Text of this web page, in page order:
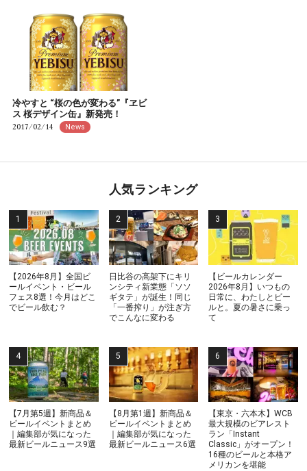
冷やすと “桜の色が変わる”『ヱビ
ス 桜デザイン缶』新発売！
2017/02/14 News
人気ランキング
【2026年8月】全国ビ
ールイベント・ビール
フェス8選！今月はどこ
でビール飲む？
日比谷の高架下にキリ
ンシティ新業態「ソソ
ギタテ」が誕生！同じ
「一番搾り」が注ぎ方
でこんなに変わる
【ビールカレンダー
2026年8月】いつもの
日常に、わたしとビー
ルと。夏の暑さに乗っ
て
【7月第5週】新商品＆
ビールイベントまとめ
｜編集部が気になった
最新ビールニュース9選
【8月第1週】新商品＆
ビールイベントまとめ
｜編集部が気になった
最新ビールニュース6選
【東京・六本木】WCB
最大規模のビアレスト
ラン「Instant
Classic」がオープン！
16種のビールと本格ア
メリカンを堪能